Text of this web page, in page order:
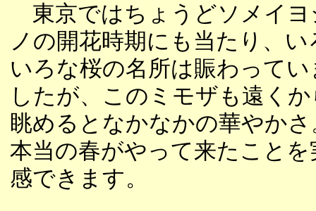
東京ではちょうどソメイヨ
ノの開花時期にも当たり、い
いろな桜の名所は賑わってい
したが、このミモザも遠く
眺めるとなかなかの華やかさ
本当の春がやって来たことを
感できます。